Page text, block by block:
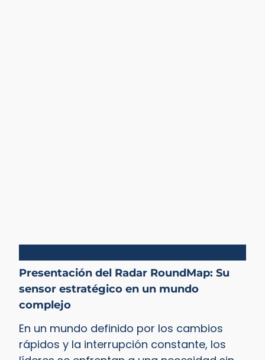
Presentación del Radar RoundMap: Su
sensor estratégico en un mundo
complejo
En un mundo definido por los cambios
rápidos y la interrupción constante, los